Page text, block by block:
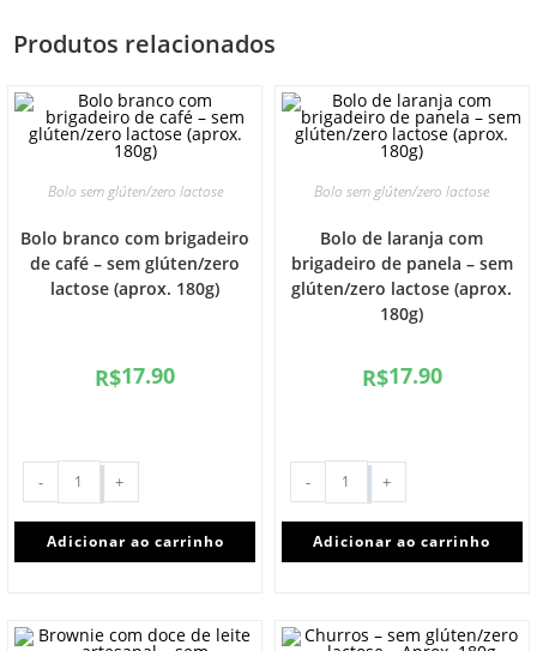
Produtos relacionados
Bolo sem glúten/zero lactose
Bolo branco com brigadeiro
de café – sem glúten/zero
lactose (aprox. 180g)
R$17.90
- +
Adicionar ao carrinho
Bolo sem glúten/zero lactose
Bolo de laranja com
brigadeiro de panela – sem
glúten/zero lactose (aprox.
180g)
R$17.90
- +
Adicionar ao carrinho